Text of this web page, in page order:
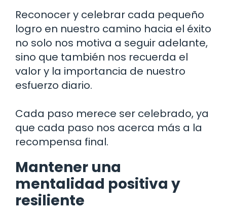
Reconocer y celebrar cada pequeño
logro en nuestro camino hacia el éxito
no solo nos motiva a seguir adelante,
sino que también nos recuerda el
valor y la importancia de nuestro
esfuerzo diario.
Cada paso merece ser celebrado, ya
que cada paso nos acerca más a la
recompensa final.
Mantener una
mentalidad positiva y
resiliente